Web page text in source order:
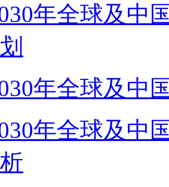
年全球及中
年全球及中
年全球及中